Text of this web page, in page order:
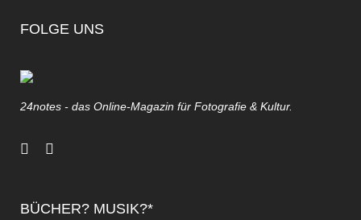
FOLGE UNS
24notes - das Online-Magazin für Fotografie & Kultur.
BÜCHER? MUSIK?*